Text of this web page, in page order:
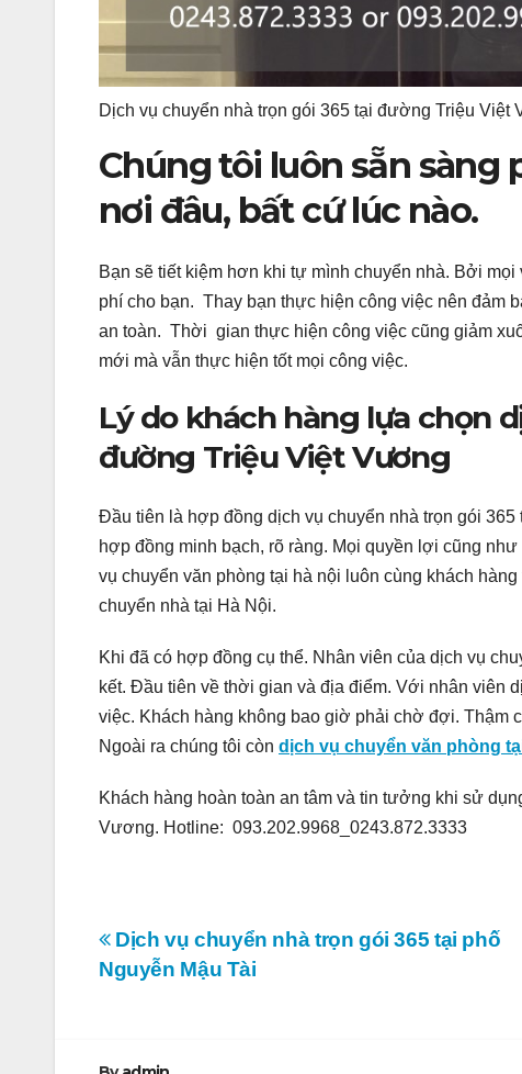
Dịch vụ chuyển nhà trọn gói 365 tại đường Triệu Việt
Chúng tôi luôn sẵn sàng
nơi đâu, bất cứ lúc nào.
Bạn sẽ tiết kiệm hơn khi tự mình chuyển nhà. Bởi
phí cho bạn. Thay bạn thực hiện công việc nên đảm
an toàn. Thời gian thực hiện công việc cũng giảm
mới mà vẫn thực hiện tốt mọi công việc.
Lý do khách hàng lựa chọn
đường Triệu Việt Vương
Đầu tiên là hợp đồng dịch vụ chuyển nhà trọn gói
hợp đồng minh bạch, rõ ràng. Mọi quyền lợi cũng
vụ chuyển văn phòng tại hà nội luôn cùng khách
chuyển nhà tại Hà Nội.
Khi đã có hợp đồng cụ thể. Nhân viên của dịch vụ
kết. Đầu tiên về thời gian và địa điểm. Với nhân viên
việc. Khách hàng không bao giờ phải chờ đợi. Thậm
Ngoài ra chúng tôi còn dịch vụ chuyển văn phòng
Khách hàng hoàn toàn an tâm và tin tưởng khi sử
Vương. Hotline: 093.202.9968_0243.872.3333
Điều
hướng
Dịch vụ chuyển nhà trọn gói 365 tại phố
Nguyễn Mậu Tài